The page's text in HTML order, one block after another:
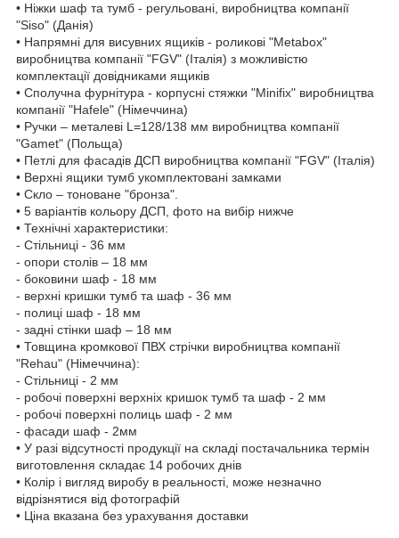
• Ніжки шаф та тумб - регульовані, виробництва компанії
"Siso" (Данія)
• Напрямні для висувних ящиків - роликові "Metabox"
виробництва компанії "FGV" (Італія) з можливістю
комплектації довідниками ящиків
• Сполучна фурнітура - корпусні стяжки "Minifix" виробництва
компанії "Hafele" (Німеччина)
• Ручки – металеві L=128/138 мм виробництва компанії
"Gamet" (Польща)
• Петлі для фасадів ДСП виробництва компанії "FGV" (Італія)
• Верхні ящики тумб укомплектовані замками
• Скло – тоноване "бронза".
• 5 варіантів кольору ДСП, фото на вибір нижче
• Технічні характеристики:
- Стільниці - 36 мм
- опори столів – 18 мм
- боковини шаф - 18 мм
- верхні кришки тумб та шаф - 36 мм
- полиці шаф - 18 мм
- задні стінки шаф – 18 мм
• Товщина кромкової ПВХ стрічки виробництва компанії
"Rehau" (Німеччина):
- Стільниці - 2 мм
- робочі поверхні верхніх кришок тумб та шаф - 2 мм
- робочі поверхні полиць шаф - 2 мм
- фасади шаф - 2мм
• У разі відсутності продукції на складі постачальника термін
виготовлення складає 14 робочих днів
• Колір і вигляд виробу в реальності, може незначно
відрізнятися від фотографій
• Ціна вказана без урахування доставки